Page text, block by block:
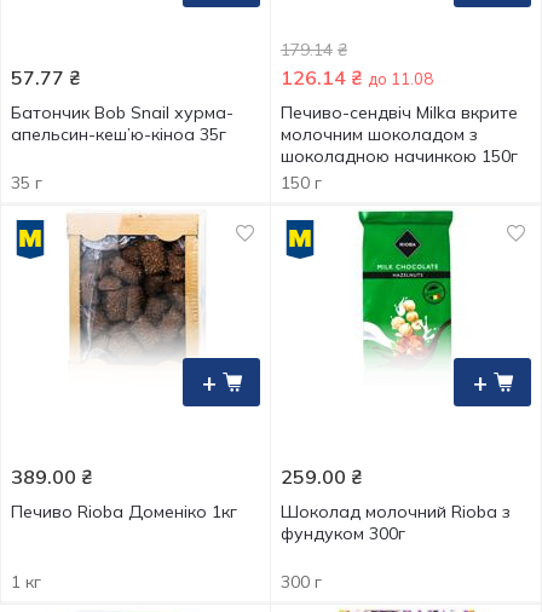
57.77 ₴
Батончик Bob Snail хурма-
апельсин-кеш’ю-кіноа 35г
35 г
179.14 ₴
126.14 ₴ до 11.08
Печиво-сендвіч Milka вкрите
молочним шоколадом з
шоколадною начинкою 150г
150 г
+
389.00 ₴
Печиво Rioba Доменіко 1кг
1 кг
+
259.00 ₴
Шоколад молочний Rioba з
фундуком 300г
300 г